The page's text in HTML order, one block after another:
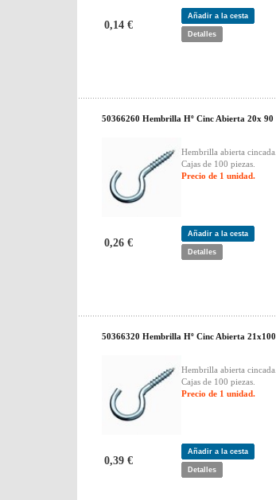
0,14 €
Añadir a la cesta
Detalles
50366260 Hembrilla Hº Cinc Abierta 20x 90
Hembrilla abierta cincada.
Cajas de 100 piezas.
Precio de 1 unidad.
0,26 €
Añadir a la cesta
Detalles
50366320 Hembrilla Hº Cinc Abierta 21x100
Hembrilla abierta cincada.
Cajas de 100 piezas.
Precio de 1 unidad.
0,39 €
Añadir a la cesta
Detalles